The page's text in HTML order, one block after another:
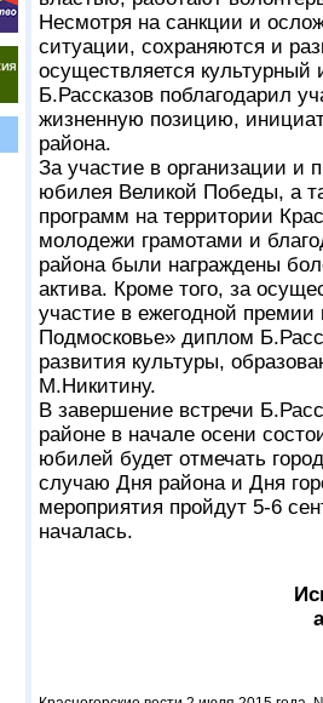
Несмотря на санкции и
ситуации, сохраняются и
осуществляется
Б.Рассказов поблагодарил
жизненную позицию,
района.
За участие в организации и
юбилея Великой Победы, а
программ на территории
молодежи грамотами и
района были награждены
актива. Кроме того, за
участие в ежегодной
Подмосковье» диплом
развития культуры,
М.Никитину.
В завершение встречи
районе в начале осени
юбилей будет отмечать
случаю Дня района и Дня
мероприятия пройдут 5-6
началась.